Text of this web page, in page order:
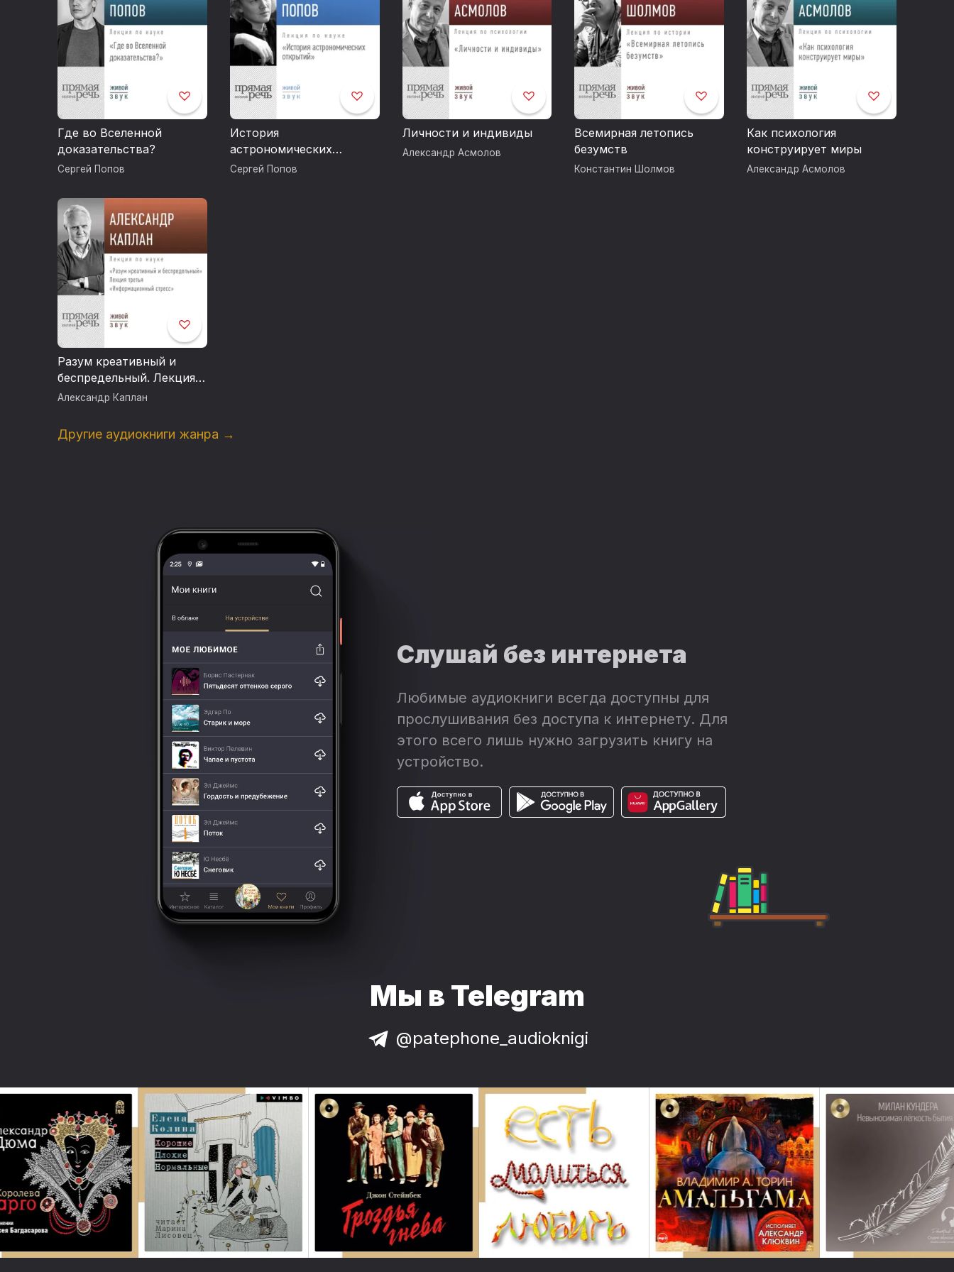
Где во Вселенной
доказательства?
Сергей Попов
История
астрономических
открытий
Сергей Попов
Личности и индивиды
Александр Асмолов
Всемирная летопись
безумств
Константин Шолмов
Как психология
конструирует миры
Александр Асмолов
Разум креативный и
беспредельный. Лекция
третья.
Александр Каплан
Другие аудиокниги жанра →
Слушай без интернета
Любимые аудиокниги всегда доступны для
прослушивания без доступа к интернету. Для
этого всего лишь нужно загрузить книгу на
устройство.
Мы в Telegram
@patephone_audioknigi